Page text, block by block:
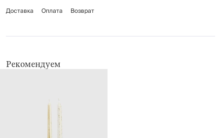
Доставка
Оплата Возврат
Рекомендуем